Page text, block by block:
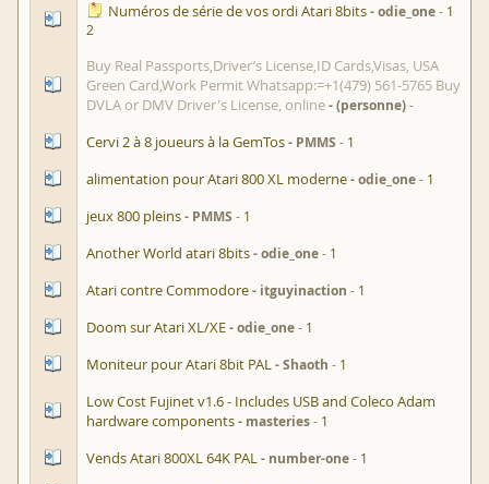
Numéros de série de vos ordi Atari 8bits odie_one
1
2
Buy Real Passports,Driver’s License,ID Cards,Visas, USA
Green Card,Work Permit Whatsapp:=+1(479) 561‑5765 Buy
DVLA or DMV Driver's License, online (personne)
Cervi 2 à 8 joueurs à la GemTos PMMS 1
alimentation pour Atari 800 XL moderne odie_one 1
jeux 800 pleins PMMS 1
Another World atari 8bits odie_one 1
Atari contre Commodore itguyinaction 1
Doom sur Atari XL/XE odie_one 1
Moniteur pour Atari 8bit PAL Shaoth 1
Low Cost Fujinet v1.6 - Includes USB and Coleco Adam
hardware components
masteries 1
Vends Atari 800XL 64K PAL number-one 1